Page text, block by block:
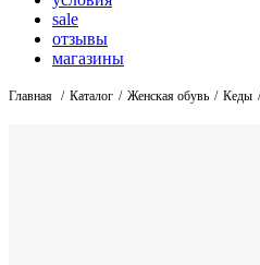
sale
отзывы
магазины
Главная Каталог Женская обувь Кеды